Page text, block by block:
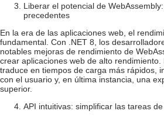
Liberar el potencial de
precedentes
En la era de las aplicaciones web, el
fundamental. Con .NET 8, los
notables mejoras de rendimiento de
crear aplicaciones web de alto
traduce en tiempos de carga más rápidos,
con el usuario y, en última instancia, una
superior.
API intuitivas: simplificar las tareas